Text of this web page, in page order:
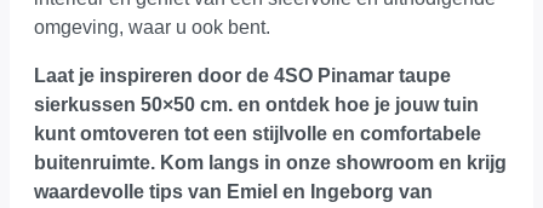
omgeving, waar u ook bent.
Laat je inspireren door de 4SO Pinamar taupe
sierkussen 50×50 cm. en ontdek hoe je jouw tuin
kunt omtoveren tot een stijlvolle en comfortabele
buitenruimte. Kom langs in onze showroom en krijg
waardevolle tips van Emiel en Ingeborg van